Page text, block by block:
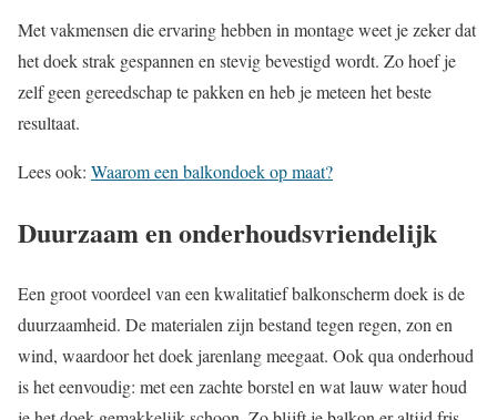
Met vakmensen die ervaring hebben in montage weet je zeker dat
het doek strak gespannen en stevig bevestigd wordt. Zo hoef je
zelf geen gereedschap te pakken en heb je meteen het beste
resultaat.
Lees ook: Waarom een balkondoek op maat?
Duurzaam en onderhoudsvriendelijk
Een groot voordeel van een kwalitatief balkonscherm doek is de
duurzaamheid. De materialen zijn bestand tegen regen, zon en
wind, waardoor het doek jarenlang meegaat. Ook qua onderhoud
is het eenvoudig: met een zachte borstel en wat lauw water houd